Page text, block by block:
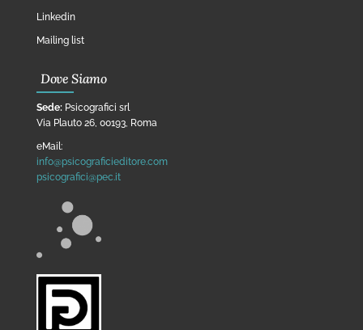
Linkedin
Mailing list
Dove Siamo
Sede: Psicografici srl
Via Plauto 26, 00193, Roma
eMail:
info@psicograficieditore.com
psicografici@pec.it